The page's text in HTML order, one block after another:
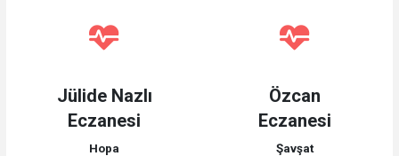
Jülide Nazlı
Eczanesi
Hopa
Özcan
Eczanesi
Şavşat